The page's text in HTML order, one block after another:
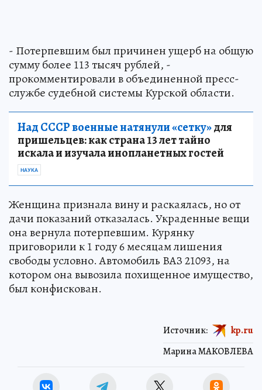
- Потерпевшим был причинен ущерб на общую
сумму более 113 тысяч рублей, -
прокомментировали в объединенной пресс-
службе судебной системы Курской области.
Над СССР военные натянули «сетку»для
пришельцев: как страна 13 лет тайно
искала и изучала инопланетных гостей
НАУКА
Женщина признала вину и раскаялась, но от
дачи показаний отказалась. Украденные вещи
она вернула потерпевшим. Курянку
приговорили к 1 году 6 месяцам лишения
свободы условно. Автомобиль ВАЗ 21093, на
котором она вывозила похищенное имущество,
был конфискован.
Марина МАКОВЛЕВА
Источник: kp.ru